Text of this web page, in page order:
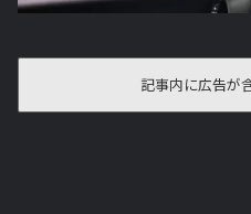
記事内に広告が